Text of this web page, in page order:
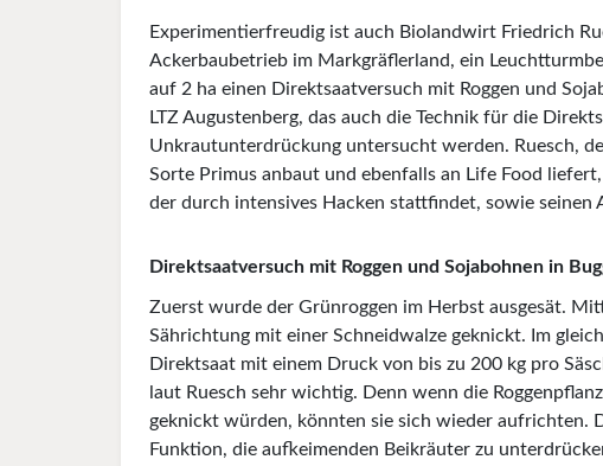
Experimentierfreudig ist auch Biolandwirt Friedrich
Ackerbaubetrieb im Markgräflerland, ein
auf 2 ha einen Direktsaatversuch mit Roggen und
LTZ Augustenberg, das auch die Technik für die
Unkrautunterdrückung untersucht werden. Ruesch,
Sorte Primus anbaut und ebenfalls an Life Food
der durch intensives Hacken stattfindet, sowie seinen
Direktsaatversuch mit Roggen und Sojabohnen in
Zuerst wurde der Grünroggen im Herbst ausgesät.
Sährichtung mit einer Schneidwalze geknickt. Im
Direktsaat mit einem Druck von bis zu 200 kg pro
laut Ruesch sehr wichtig. Denn wenn die
geknickt würden, könnten sie sich wieder aufrichten.
Funktion, die aufkeimenden Beikräuter zu